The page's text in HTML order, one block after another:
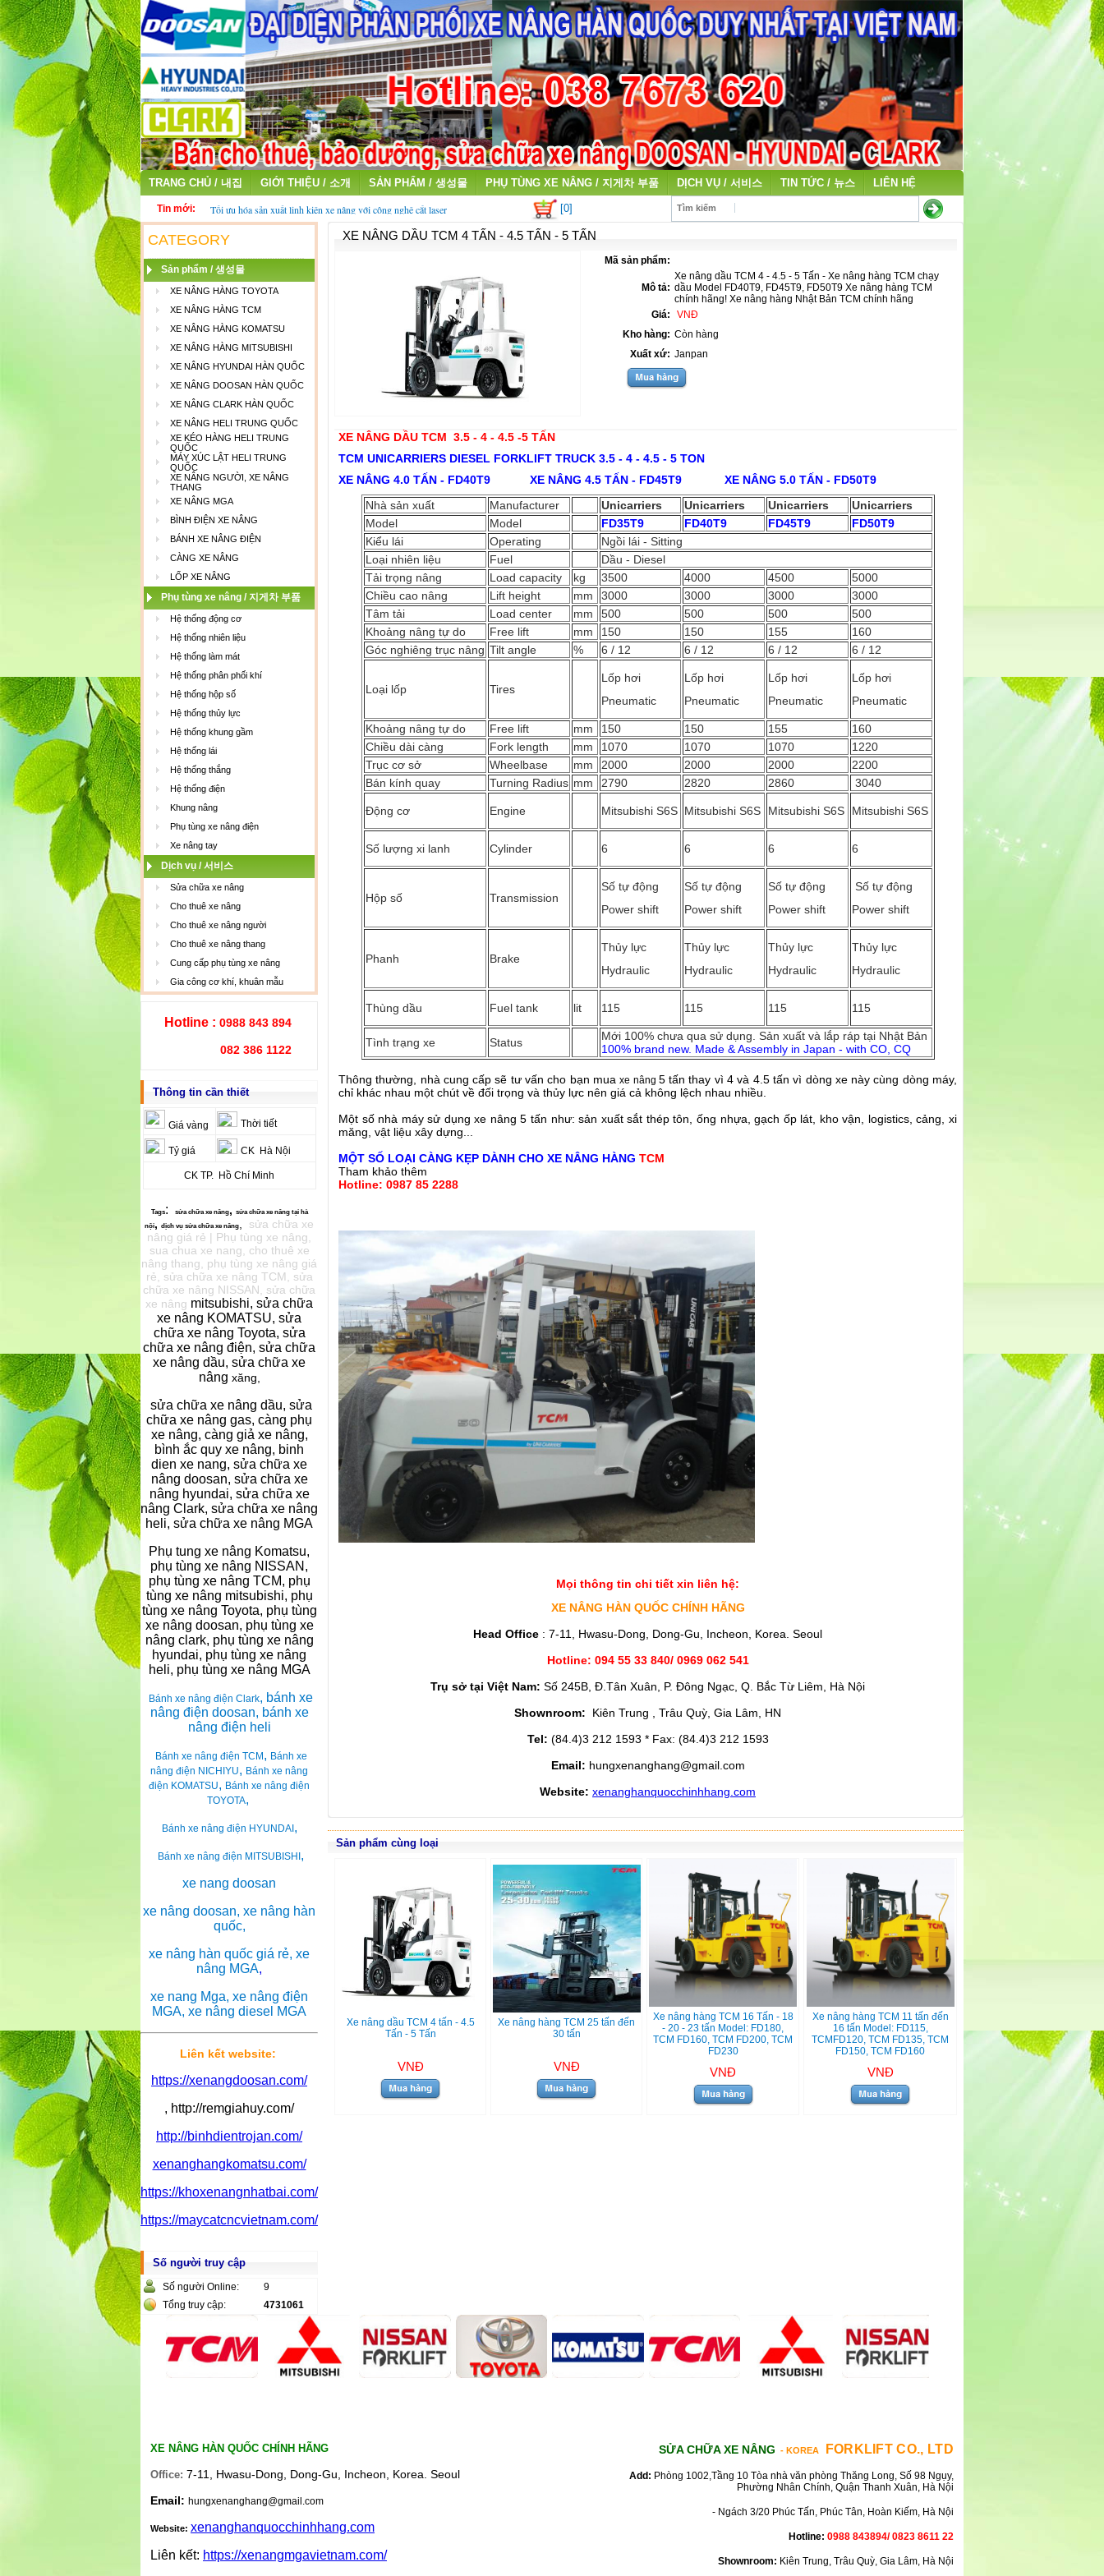
TRANG CHỦ / 내집 GIỚI THIỆU / 소개 SẢN PHẨM / 생성물 PHỤ TÙNG XE NÂNG / 지게차 부품 DỊCH VỤ / 서비스 TIN TỨC / 뉴스 LIÊN HỆ
Tin mới:
Tối ưu hóa sản xuất linh kiện xe nâng với công nghệ cắt laser
fiber
Thu mua ắc quy cũ - ắc quy xe nâng đã qua sử dụng giá cao
[0] Tìm kiếm
CATEGORY
Sản phẩm / 생성물
XE NÂNG HÀNG TOYOTA
XE NÂNG HÀNG TCM
XE NÂNG HÀNG KOMATSU
XE NÂNG HÀNG MITSUBISHI
XE NÂNG HYUNDAI HÀN QUỐC
XE NÂNG DOOSAN HÀN QUỐC
XE NÂNG CLARK HÀN QUỐC
XE NÂNG HELI TRUNG QUỐC
XE KÉO HÀNG HELI TRUNG
QUỐC
MÁY XÚC LẬT HELI TRUNG
QUỐC
XE NÂNG NGƯỜI, XE NÂNG
THANG
XE NÂNG MGA
BÌNH ĐIỆN XE NÂNG
BÁNH XE NÂNG ĐIỆN
CÀNG XE NÂNG
LỐP XE NÂNG
Phụ tùng xe nâng / 지게차 부품
Hệ thống động cơ
Hệ thống nhiên liệu
Hệ thống làm mát
Hệ thống phân phối khí
Hệ thống hộp số
Hệ thống thủy lực
Hệ thống khung gầm
Hệ thống lái
Hệ thống thắng
Hệ thống điện
Khung nâng
Phụ tùng xe nâng điện
Xe nâng tay
Dịch vụ / 서비스
Sửa chữa xe nâng
Cho thuê xe nâng
Cho thuê xe nâng người
Cho thuê xe nâng thang
Cung cấp phụ tùng xe nâng
Gia công cơ khí, khuân mẫu
Hotline : 0988 843 894
082 386 1122
Thông tin cần thiết
Giá vàng Thời tiết
Tỷ giá CK Hà Nội
CK TP. Hồ Chí Minh
Tags: sửa chữa xenâng, sửa chữa xe nângtại hà
nội, dịch vụ sửa chữa xe nâng
sửa chữa xe
nâng giá rẻ | Phụ tùng xe nâng,
sua chua xe nang, cho thuê xe
nâng thang, phụ tùng xe nâng giá
rẻ, sửa chữa xe nâng TCM, sửa
chữa xe nâng NISSAN, sửa chữa
xe nâng mitsubishi, sửa chữa
xe nâng KOMATSU, sửa
chữa xe nâng Toyota, sửa
chữa xe nâng điện, sửa chữa
xe nâng dầu, sửa chữa xe
nâng xăng,
sửa chữa xe nâng dầu, sửa
chữa xe nâng gas, càng phụ
xe nâng, càng giả xe nâng,
bình ắc quy xe nâng, binh
dien xe nang, sửa chữa xe
nâng doosan, sửa chữa xe
nâng hyundai, sửa chữa xe
nâng Clark, sửa chữa xe nâng
heli, sửa chữa xe nâng MGA
Phụ tung xe nâng Komatsu,
phụ tùng xe nâng NISSAN,
phụ tùng xe nâng TCM, phụ
tùng xe nâng mitsubishi, phụ
tùng xe nâng Toyota, phụ tùng
xe nâng doosan, phụ tùng xe
nâng clark, phụ tùng xe nâng
hyundai, phụ tùng xe nâng
heli, phụ tùng xe nâng MGA
Bánh xe nâng điện Clark, bánh xe
nâng điện doosan, bánh xe
nâng điện heli
Bánh xe nâng điện TCM , Bánh xe
nâng điện NICHIYU, Bánh xe nâng
điện KOMATSU, Bánh xe nâng điện
TOYOTA,
Bánh xe nâng điện HYUNDAI,
Bánh xe nâng điện MITSUBISHI ,
xe nang doosan
xe nâng doosan, xe nâng hàn
quốc,
xe nâng hàn quốc giá rẻ, xe
nâng MGA,
xe nang Mga, xe nâng điện
MGA, xe nâng diesel MGA
Liên kết website:
https://xenangdoosan.com/
, http://remgiahuy.com/
http://binhdientrojan.com/
xenanghangkomatsu.com/
https://khoxenangnhatbai.com/
https://maycatcncvietnam.com/
Số người truy cập
Số người Online:
9
Tổng truy cập:
4731061
XE NÂNG DẦU TCM 4 TẤN - 4.5 TẤN - 5 TẤN
Mã sản phẩm:
Mô tả:
Xe nâng dầu TCM 4 - 4.5 - 5 Tấn - Xe nâng hàng TCM chạy
dầu Model FD40T9, FD45T9, FD50T9 Xe nâng hàng TCM
chính hãng! Xe nâng hàng Nhật Bản TCM chính hãng
Giá:
VNĐ
Kho hàng: Còn hàng
Xuất xứ: Janpan
XE NÂNG DẦU TCM 3.5 - 4 - 4.5 -5 TẤN
TCM UNICARRIERS DIESEL FORKLIFT TRUCK 3.5 - 4 - 4.5 - 5 TON
XE NÂNG 4.0 TẤN - FD40T9 XE NÂNG 4.5 TẤN - FD45T9 XE NÂNG 5.0 TẤN - FD50T9
Nhà sản xuất
Manufacturer Unicarriers Unicarriers Unicarriers
Unicarriers
Model
Model FD35T9 FD40T9 FD45T9
FD50T9
Kiểu lái
Operating
Ngồi lái - Sitting
Loại nhiên liệu
Fuel
Dầu - Diesel
Tải trọng nâng
Load capacity kg 3500 4000 4500
5000
Chiều cao nâng
Lift height mm 3000 3000 3000
3000
Tâm tải
Load center mm 500 500 500
500
Khoảng nâng tự do
Free lift mm 150 150 155
160
Góc nghiêng trục nâng Tilt angle % 6 / 12 6 / 12 6 / 12 6 / 12
Loại lốp Tires
Lốp hơi
Pneumatic
Lốp hơi
Pneumatic
Lốp hơi
Pneumatic
Lốp hơi
Pneumatic
Khoảng nâng tự do Free lift mm 150 150 155
160
Chiều dài càng
Fork length mm 1070 1070 1070
1220
Trục cơ sở
Wheelbase mm 2000 2000 2000
2200
Bán kính quay
Turning Radius mm 2790 2820 2860 3040
Động cơ Engine Mitsubishi S6S Mitsubishi S6S Mitsubishi S6S Mitsubishi S6S
Số lượng xi lanh Cylinder 6 6 6 6
Hộp số Transmission
Số tự động
Power shift
Số tự động
Power shift
Số tự động
Power shift
Số tự động
Power shift
Phanh Brake
Thủy lực
Hydraulic
Thủy lực
Hydraulic
Thủy lực
Hydraulic
Thủy lực
Hydraulic
Thùng dầu Fuel tank lit 115 115 115 115
Tình trạng xe Status
Mới 100% chưa qua sử dụng. Sản xuất và lắp ráp tại Nhật Bản
100% brand new. Made & Assembly in Japan - with CO, CQ
Thông thường, nhà cung cấp sẽ tư vấn cho bạn muaxe nâng 5 tấn thay vì 4 và 4.5 tấn vì dòng xe này cùng dòng máy,
chỉ khác nhau một chút về đối trọng và thủy lực nên giá cả không lệch nhau nhiều.
Một số nhà máy sử dụng xe nâng 5 tấn như: sản xuất sắt thép tôn, ống nhựa, gạch ốp lát, kho vận, logistics, cảng, xi
măng, vật liệu xây dựng...
MỘT SỐ LOẠI CÀNG KẸP DÀNH CHO XE NÂNG HÀNG TCM
Tham khảo thêm
Hotline: 0987 85 2288
Mọi thông tin chi tiết xin liên hệ:
XE NÂNG HÀN QUỐC CHÍNH HÃNG
Head Office : 7-11, Hwasu-Dong, Dong-Gu, Incheon, Korea. Seoul
Hotline: 094 55 33 840/ 0969 062 541
Trụ sở tại Việt Nam: Số 245B, Đ.Tân Xuân, P. Đông Ngạc, Q. Bắc Từ Liêm, Hà Nội
Shownroom: Kiên Trung , Trâu Quỳ, Gia Lâm, HN
Tel: (84.4)3 212 1593 * Fax: (84.4)3 212 1593
Email: hungxenanghang@gmail.com
Website: xenanghanquocchinhhang.com
Sản phẩm cùng loại
Xe nâng dầu TCM 4 tấn - 4.5
Tấn - 5 Tấn
VNĐ
Xe nâng hàng TCM 25 tấn đến
30 tấn
VNĐ
Xe nâng hàng TCM 16 Tấn - 18
- 20 - 23 tấn Model: FD180,
TCM FD160, TCM FD200, TCM
FD230
VNĐ
Xe nâng hàng TCM 11 tấn đến
16 tấn Model: FD115,
TCMFD120, TCM FD135, TCM
FD150, TCM FD160
VNĐ
XE NÂNG HÀN QUỐC CHÍNH HÃNG
Office: 7-11, Hwasu-Dong, Dong-Gu, Incheon, Korea. Seoul
Email: hungxenanghang@gmail.com
Website: xenanghanquocchinhhang.com
Liên kết: https://xenangmgavietnam.com/
SỬA CHỮA XE NÂNG - KOREA FORKLIFT CO., LTD
Add: Phòng 1002,Tầng 10 Tòa nhà văn phòng Thăng Long, Số 98 Ngụy,
Phường Nhân Chính, Quận Thanh Xuân, Hà Nội
- Ngách 3/20 Phúc Tấn, Phúc Tân, Hoàn Kiếm, Hà Nội
Hotline: 0988 843894/ 0823 8611 22
Shownroom: Kiên Trung, Trâu Quỳ, Gia Lâm, Hà Nội